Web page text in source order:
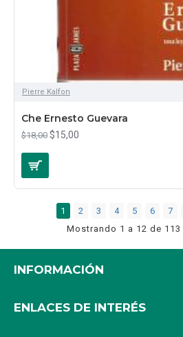
Pierre Kalfon
Che Ernesto Guevara
$18,00 $15,00
1 2 3 4 5 6 7
Mostrando 1 a 12 de 113
INFORMACIÓN
ENLACES DE INTERÉS